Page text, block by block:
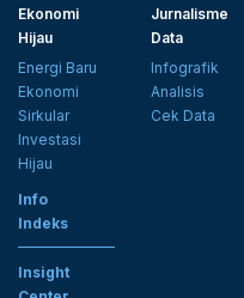
Ekonomi
Hijau
Energi Baru
Ekonomi
Sirkular
Investasi
Hijau
Jurnalisme
Data
Infografik
Analisis
Cek Data
Info
Indeks
Insight